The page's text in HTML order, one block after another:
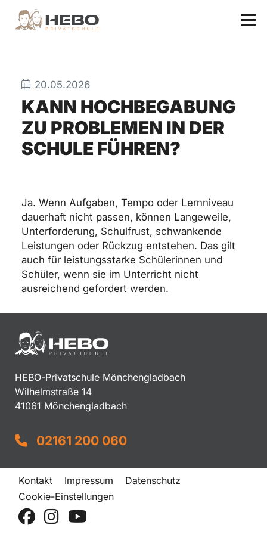
20.05.2026
KANN HOCHBEGABUNG
ZU PROBLEMEN IN DER
SCHULE FÜHREN?
Ja. Wenn Aufgaben, Tempo oder Lernniveau
dauerhaft nicht passen, können Langeweile,
Unterforderung, Schulfrust, schwankende
Leistungen oder Rückzug entstehen. Das gilt
auch für leistungsstarke Schülerinnen und
Schüler, wenn sie im Unterricht nicht
ausreichend gefordert werden.
HEBO-Privatschule Mönchengladbach
Wilhelmstraße 14
41061 Mönchengladbach
02161 200 060
Kontakt Impressum
Datenschutz
Cookie-Einstellungen